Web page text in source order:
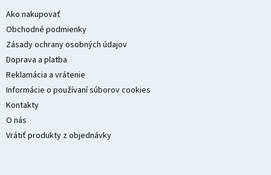
Ako nakupovať
Obchodné podmienky
Zásady ochrany osobných údajov
Doprava a platba
Reklamácia a vrátenie
Informácie o používaní súborov cookies
Kontakty
O nás
Vrátiť produkty z objednávky